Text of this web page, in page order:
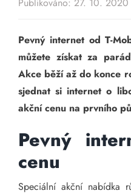
Pevný internet od T-
můžete získat za
Akce běží až do konce
sjednat si internet o
akční cenu na prvního
Pevný
cenu
Speciální akční nabídka